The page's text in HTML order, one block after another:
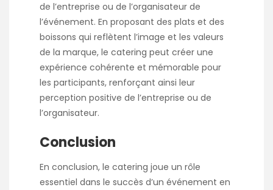
de l’entreprise ou de l’organisateur de
l’événement. En proposant des plats et des
boissons qui reflètent l’image et les valeurs
de la marque, le catering peut créer une
expérience cohérente et mémorable pour
les participants, renforçant ainsi leur
perception positive de l’entreprise ou de
l’organisateur.
Conclusion
En conclusion, le catering joue un rôle
essentiel dans le succès d’un événement en